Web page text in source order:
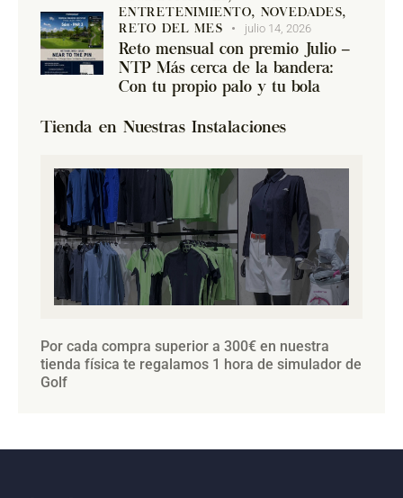
ENTRETENIMIENTO, NOVEDADES,
RETO DEL MES
julio 14, 2026
Reto mensual con premio Julio –
NTP Más cerca de la bandera:
Con tu propio palo y tu bola
Tienda en Nuestras Instalaciones
Por cada compra superior a 300€ en nuestra
tienda física te regalamos 1 hora de simulador de
Golf